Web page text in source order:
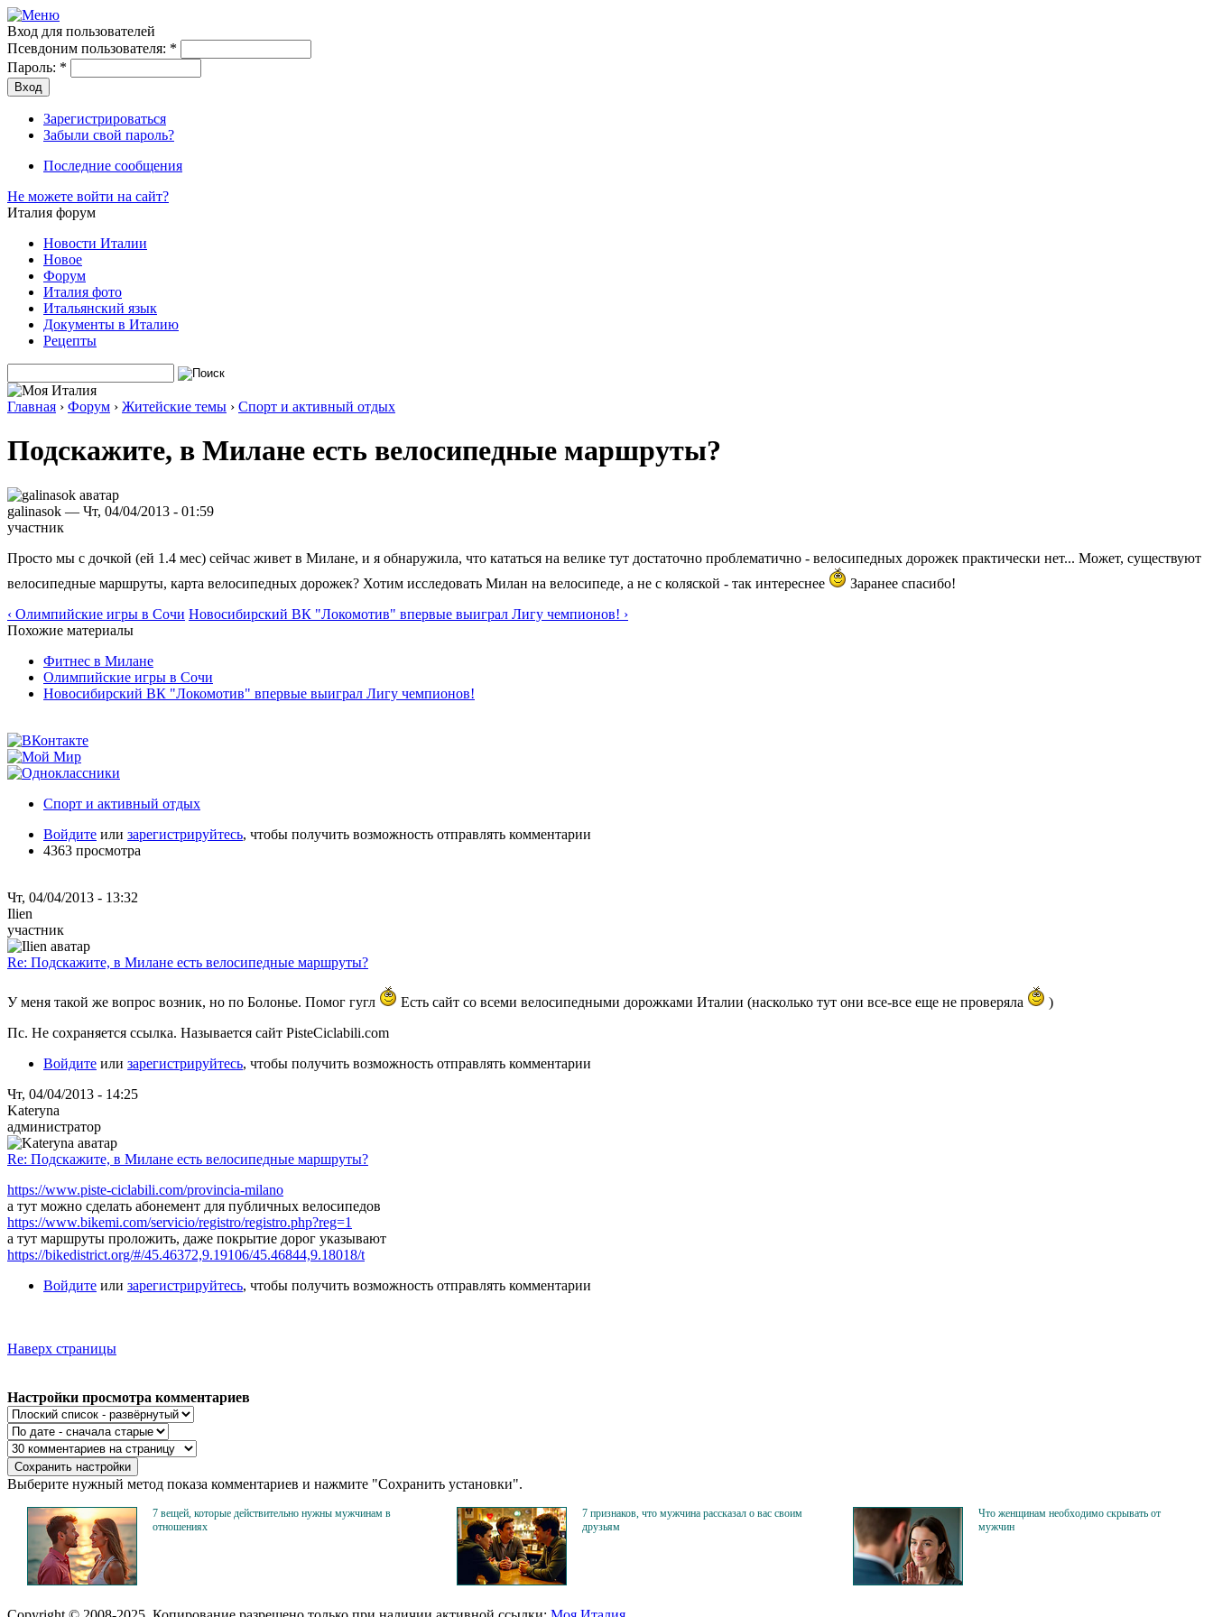
Вход для пользователей
Псевдоним пользователя: *
Пароль: *
Зарегистрироваться
Забыли свой пароль?
Последние сообщения
Не можете войти на сайт?
Италия форум
Новости Италии
Новое
Форум
Италия фото
Итальянский язык
Документы в Италию
Рецепты
Главная › Форум › Житейские темы › Спорт и активный отдых
Подскажите, в Милане есть велосипедные маршруты?
galinasok — Чт, 04/04/2013 - 01:59
участник
Просто мы с дочкой (ей 1.4 мес) сейчас живет в Милане, и я обнаружила, что кататься на велике тут достаточно проблематично - велосипедных дорожек практически нет... Может, существуют
велосипедные маршруты, карта велосипедных дорожек? Хотим исследовать Милан на велосипеде, а не с коляской - так интереснее
Заранее спасибо!
‹ Олимпийские игры в Сочи Новосибирский ВК "Локомотив" впервые выиграл Лигу чемпионов! ›
Похожие материалы
Фитнес в Милане
Олимпийские игры в Сочи
Новосибирский ВК "Локомотив" впервые выиграл Лигу чемпионов!
Спорт и активный отдых
Войдите или зарегистрируйтесь, чтобы получить возможность отправлять комментарии
4363 просмотра
Чт, 04/04/2013 - 13:32
Ilien
участник
Re: Подскажите, в Милане есть велосипедные маршруты?
У меня такой же вопрос возник, но по Болонье. Помог гугл Есть сайт со всеми велосипедными дорожками Италии (насколько тут они все-все еще не проверяла
)
Пс. Не сохраняется ссылка. Называется сайт PisteCiclabili.com
Войдите или зарегистрируйтесь, чтобы получить возможность отправлять комментарии
Чт, 04/04/2013 - 14:25
Kateryna
администратор
Re: Подскажите, в Милане есть велосипедные маршруты?
https://www.piste-ciclabili.com/provincia-milano
а тут можно сделать абонемент для публичных велосипедов
https://www.bikemi.com/servicio/registro/registro.php?reg=1
а тут маршруты проложить, даже покрытие дорог указывают
https://bikedistrict.org/#/45.46372,9.19106/45.46844,9.18018/t
Войдите или зарегистрируйтесь, чтобы получить возможность отправлять комментарии
Наверх страницы
Настройки просмотра комментариев
Выберите нужный метод показа комментариев и нажмите "Сохранить установки".
7 вещей, которые действительно нужны мужчинам в
отношениях
7 признаков, что мужчина рассказал о вас своим
друзьям
Что женщинам необходимо скрывать от
мужчин